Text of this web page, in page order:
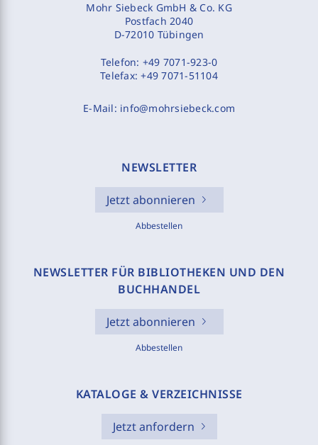
Mohr Siebeck GmbH & Co. KG
Postfach 2040
D-72010 Tübingen
Telefon: +49 7071-923-0
Telefax:+49 7071-51104
E-Mail: info@mohrsiebeck.com
NEWSLETTER
Jetzt abonnieren
Abbestellen
NEWSLETTER FÜR BIBLIOTHEKEN UND DEN
BUCHHANDEL
Jetzt abonnieren
Abbestellen
KATALOGE & VERZEICHNISSE
Jetzt anfordern